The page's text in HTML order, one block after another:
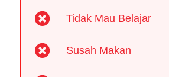
Tidak Mau Belajar
Susah Makan